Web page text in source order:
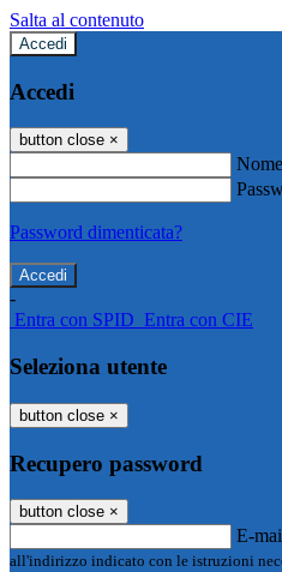
Salta al contenuto
Accedi
Accedi
button close ×
Password dimenticata?
-
Entra con SPID Entra con CIE
Seleziona utente
button close ×
Recupero password
button close ×
E-
all'indirizzo indicato con le istruzioni